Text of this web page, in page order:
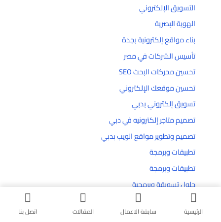
التسويق الإلكتروني
الهوية البصرية
بناء مواقع إلكترونية بجدة
تأسيس الشركات في مصر
تحسين محركات البحث SEO
تحسين موقعك الإلكتروني
تسويق إلكتروني بدبي
تصميم متاجر إلكترونيه في دبي
تصميم وتطوير مواقع الويب بدبي
تطبيقات وبرمجة
تطبيقات وبرمجة
حلول تسويقة وبرمجية
دبي فيوهات
شركة إنشاء مواقع إلكترونية في دبي
الرئيسية سابقة الاعمال المقالات اتصل بنا